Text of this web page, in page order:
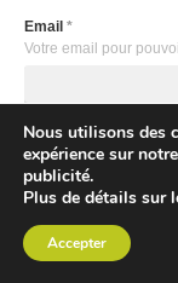
Email *
Votre email pour
Blog / Site web
Votre blog ou site
Newsletter
Nous utilisons des
expérience sur
publicité.
Plus de détails sur
Accepter